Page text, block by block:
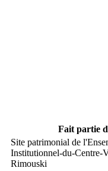
Fait partie
Site patrimonial de
Institutionnel-du-Centre-
Rimouski